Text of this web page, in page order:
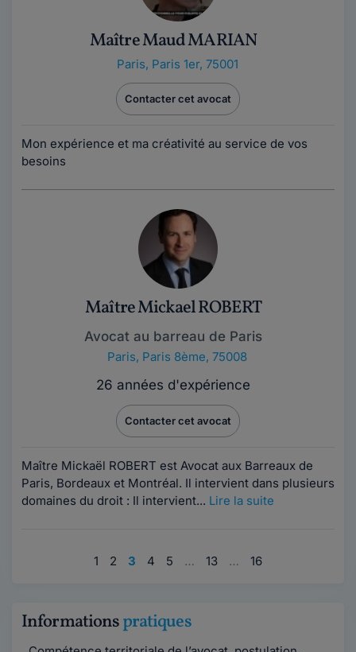
Maître Maud MARIAN
Paris, Paris 1er, 75001
Contacter cet avocat
Mon expérience et ma créativité au service de vos
besoins
Maître Mickael ROBERT
Avocat au barreau de Paris
Paris, Paris 8ème, 75008
26 années d'expérience
Contacter cet avocat
Maître Mickaël ROBERT est Avocat aux Barreaux de
Paris, Bordeaux et Montréal. Il intervient dans plusieurs
domaines du droit : Il intervient... Lire la suite
1 2 3 4 5 … 13 … 16
Informationspratiques